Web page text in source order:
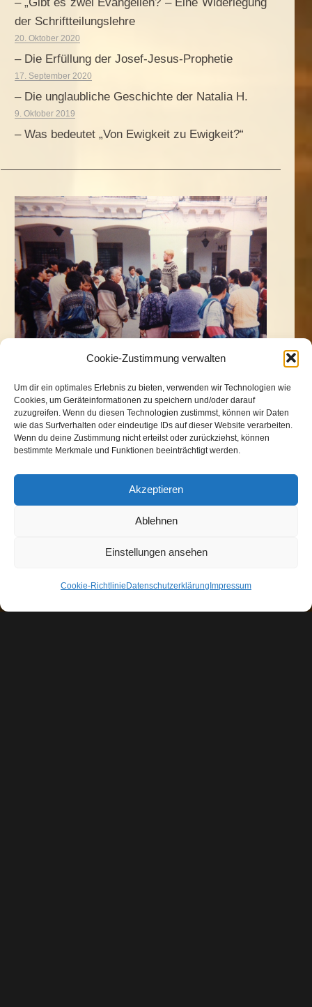
Cookie-Zustimmung verwalten
Um dir ein optimales Erlebnis zu bieten, verwenden wir Technologien wie
Cookies, um Geräteinformationen zu speichern und/oder darauf
zuzugreifen. Wenn du diesen Technologien zustimmst, können wir Daten
wie das Surfverhalten oder eindeutige IDs auf dieser Website verarbeiten.
Wenn du deine Zustimmung nicht erteilst oder zurückziehst, können
bestimmte Merkmale und Funktionen beeinträchtigt werden.
Akzeptieren
Ablehnen
Einstellungen ansehen
Cookie-RichtlinieDatenschutzerklärungImpressum
der Schriftteilungslehre
20. Oktober 2020
– Die Erfüllung der Josef-Jesus-Prophetie
17. September 2020
– Die unglaubliche Geschichte der Natalia H.
9. Oktober 2019
– Was bedeutet „Von Ewigkeit zu Ewigkeit?“
„Der ist kein Narr, der aufgibt, was er
nicht behalten kann, damit er gewinnt,
(Jim Elliott)